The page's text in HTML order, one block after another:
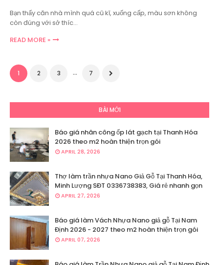
Bạn thấy căn nhà mình quá cũ kĩ, xuống cấp, màu sơn không
còn đúng với sở thíc…
READ MORE »
1 2 3 ... 7
BÀI MỚI
Báo giá nhân công ốp lát gạch tại Thanh Hóa
2026 theo m2 hoàn thiện trọn gói
APRIL 28, 2026
Thợ làm trần nhựa Nano Giả Gỗ Tại Thanh Hóa,
Minh Lượng SĐT 0336738383, Giá rẻ nhanh gọn
APRIL 27, 2026
Báo giá làm Vách Nhựa Nano giả gỗ Tại Nam
Định 2026 - 2027 theo m2 hoàn thiện trọn gói
APRIL 07, 2026